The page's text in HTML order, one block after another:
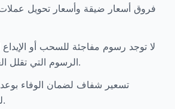
فروق أسعار ضيقة وأسعار تحويل عملات
لا توجد رسوم مفاجئة للسحب أو
الرسوم التي تقلل العوائد بمرور الوقت.
تسعير شفاف لضمان الوفاء بوعد
للمتداولين في غيانا.